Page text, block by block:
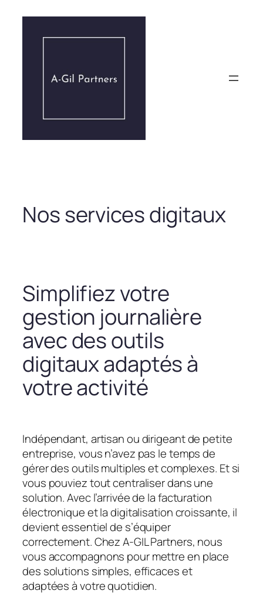
contenu
Nos services digitaux
Simplifiez votre
gestion journalière
avec des outils
digitaux adaptés à
votre activité
Indépendant, artisan ou dirigeant de petite
entreprise, vous n’avez pas le temps de
gérer des outils multiples et complexes. Et si
vous pouviez tout centraliser dans une
solution. Avec l’arrivée de la facturation
électronique et la digitalisation croissante, il
devient essentiel de s’équiper
correctement. Chez A-GIL Partners, nous
vous accompagnons pour mettre en place
des solutions simples, efficaces et
adaptées à votre quotidien.